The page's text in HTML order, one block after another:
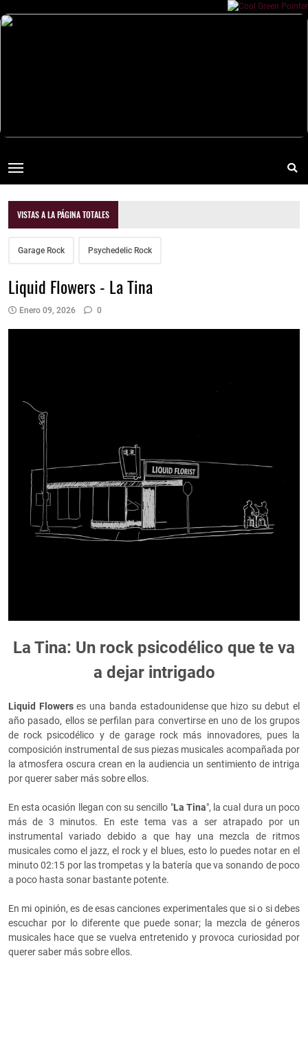
VISTAS A LA PÁGINA TOTALES
Garage Rock Psychedelic Rock
Liquid Flowers - La Tina
Enero 09, 2026 0
La Tina: Un rock psicodélico que te va
a dejar intrigado
Liquid Flowerses una banda estadounidense que hizo su debut el
año pasado, ellos se perfilan para convertirse en uno de los grupos
de rock psicodélico y de garage rock más innovadores, pues la
composición instrumental de sus piezas musicales acompañada por
la atmosfera oscura crean en la audiencia un sentimiento de intriga
por querer saber más sobre ellos.
En esta ocasión llegan con su sencillo "La Tina", la cual dura un poco
más de 3 minutos. En este tema vas a ser atrapado por un
instrumental variado debido a que hay una mezcla de ritmos
musicales como el jazz, el rock y el blues, esto lo puedes notar en el
minuto 02:15 por las trompetas y la batería que va sonando de poco
a poco hasta sonar bastante potente.
En mi opinión, es de esas canciones experimentales que si o si debes
escuchar por lo diferente que puede sonar; la mezcla de géneros
musicales hace que se vuelva entretenido y provoca curiosidad por
querer saber más sobre ellos.